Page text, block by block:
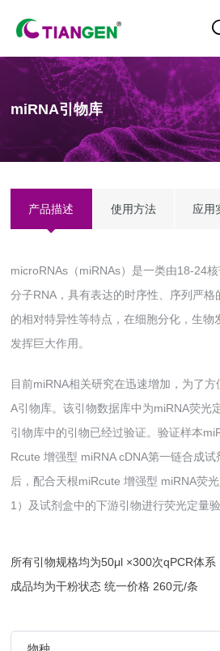
miRNA引物库
产品描述 使用方法 应用
microRNAs（miRNAs）是一类由18-24
分子RNA，具有表达的时序性、序列严
的相对特异性等特点，在细胞分化，生物
发挥巨大作用。
目前miRNA相关研究在迅速增加，为了
A引物库。该引物数据库中为miRNA荧光
引物库中的引物已经过验证。验证样本
Rcute 增强型 miRNA cDNA第一链合成
后，配合天根miRcute 增强型 miRNA荧
1）及试剂盒中的下游引物进行荧光定量验
所有引物规格均为50μl ×300次qPCR体系
成品均为干粉状态 统一价格 260元/条